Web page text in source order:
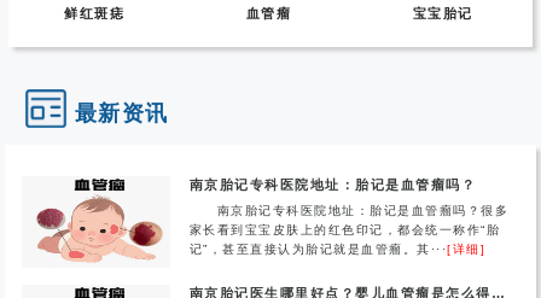
鲜红斑痣 血管瘤 宝宝胎记
最新资讯
南京胎记专科医院地址：胎记是血管瘤吗？
南京胎记专科医院地址：胎记是血管瘤吗？很多
家长看到宝宝皮肤上的红色印记，都会统一称作“胎
记”，甚至直接认为胎记就是血管瘤。其···[详细]
南京胎记医生哪里好点？婴儿血管瘤是怎么得的？